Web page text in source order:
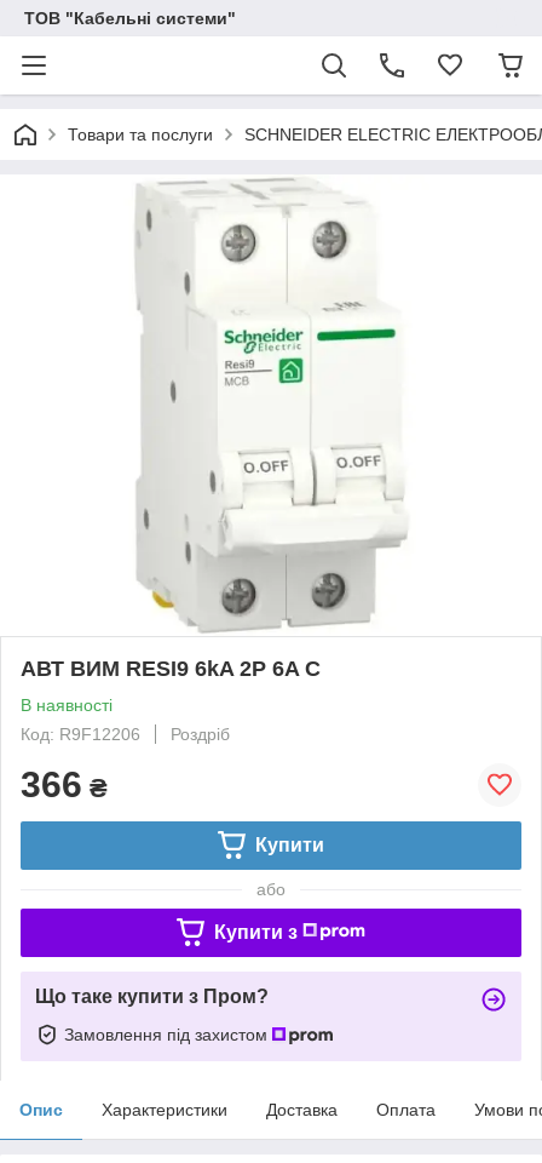
ТОВ "Кабельні системи"
Товари та послуги SCHNEIDER ELECTRIC
АВТ ВИМ RESI9 6kA 2P 6A C
В наявності
Код: R9F12206
Роздріб
366 ₴
Купити
або
Купити з
Що таке купити з Пром?
Замовлення під захистом
Опис Характеристики Доставка Оплата Умови